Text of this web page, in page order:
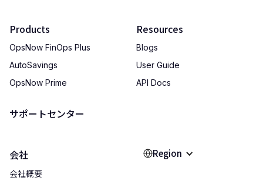
Products
OpsNow FinOps Plus
AutoSavings
OpsNow Prime
サポートセンター
Resources
Blogs
User Guide
API Docs
会社
会社概要
Region